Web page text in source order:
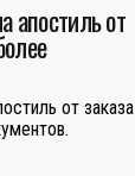
апостиль от
от заказа